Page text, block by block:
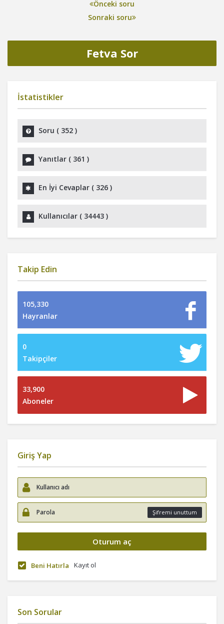
Önceki soru
Sonraki soru
Fetva Sor
İstatistikler
Soru ( 352 )
Yanıtlar ( 361 )
En İyi Cevaplar ( 326 )
Kullanıcılar ( 34443 )
Takip Edin
105,330
Hayranlar
0
Takipçiler
33,900
Aboneler
Giriş Yap
Şifremi unuttum
Beni Hatırla Kayıt ol
Son Sorular